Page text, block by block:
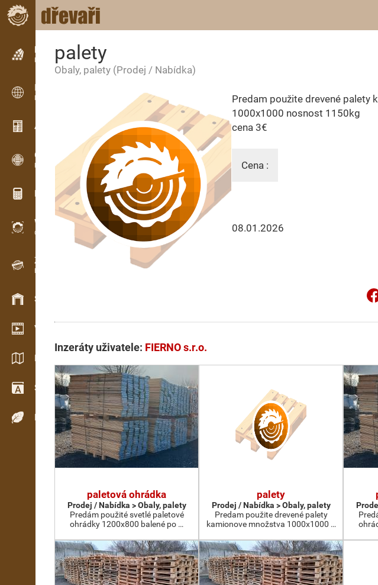
Inzerce
Řádková inzerce
Inzerce
Mezinárodní inzerce
Aktuality / Články
OPTI-TIMB
Pořezová schémata
Dřevařské kalkulačky
WoodProfi
Objem dřeva s AI
Záznamník
Evidence dřeva v terénu
Skladové hospodářství
Video showroom
Katalogy / Brožury
Slovník
Dřeviny
palety
Obaly, palety (Prodej / Nabídka)
Predam použite drevené palety
1000x1000 nosnost 1150kg
cena 3€
Cena :
08.01.2026
Inzeráty uživatele: FIERNO s.r.o.
paletová ohrádka
Prodej / Nabídka > Obaly, palety
Predám použité svetlé paletové
ohrádky 1200x800 balené po …
palety
Prodej / Nabídka > Obaly, palety
Predam použite drevené palety
kamionove množstva 1000x1000 …